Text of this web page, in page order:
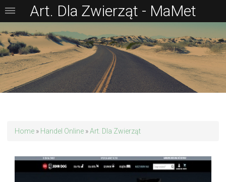
Home » Handel Online »Art. Dla Zwierząt
Art. Dla Zwierząt - MaMet